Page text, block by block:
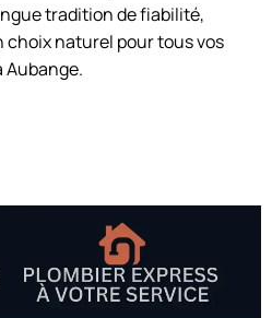
tradition de fiabilité,
naturel pour tous vos
Aubange.